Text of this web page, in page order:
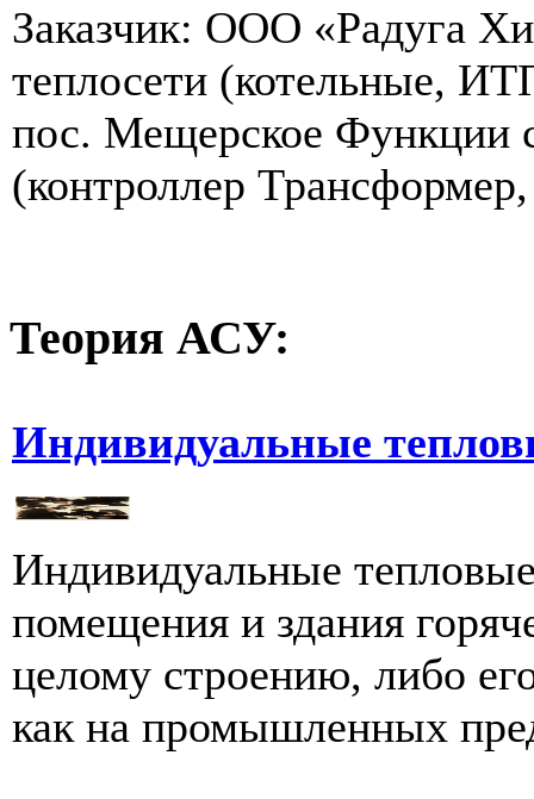
Заказчик: ООО «Радуга
теплосети (котельные,
пос. Мещерское Функции
(контроллер
Теория АСУ:
Индивидуальные
Индивидуальные
помещения и здания
целому строению, либо
как на промышленных